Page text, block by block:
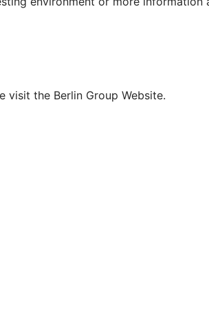
visit the Berlin Group Website.